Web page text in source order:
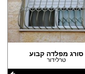
סורג מפלדה קבוע
טרלידור